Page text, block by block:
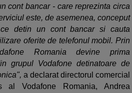
cont bancar - care reprezinta circa
este, de asemenea, conceput
detin un cont bancar si cauta
oferite de telefonul mobil. Prin
Romania devine prima
grupul Vodafone detinatoare de
a declarat directorul comercial
al Vodafone Romania, Andrea